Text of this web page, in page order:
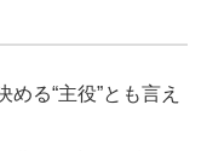
る“主役”とも言え